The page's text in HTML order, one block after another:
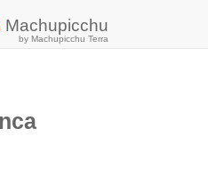
Machupicchu
by Machupicchu Terra